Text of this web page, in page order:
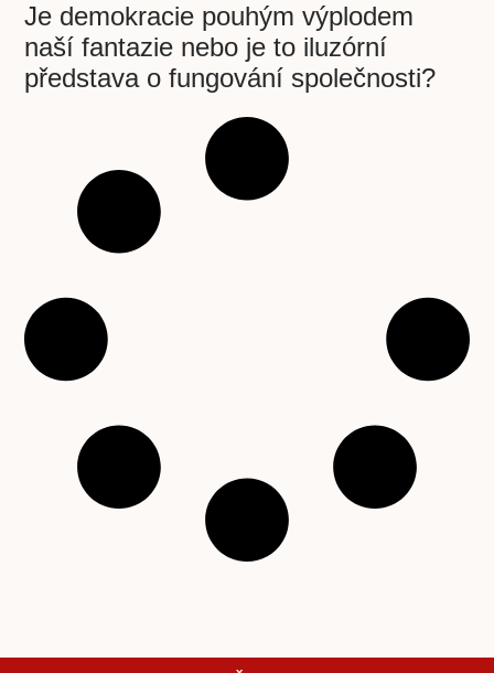
Je demokracie pouhým výplodem
naší fantazie nebo je to iluzórní
představa o fungování společnosti?